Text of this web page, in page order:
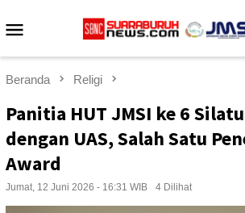
ke
Beranda Religi
Panitia HUT JMSI ke 6
dengan UAS, Salah Satu
Award
Jumat, 12 Juni 2026 - 16:31 WIB 4 Dilihat